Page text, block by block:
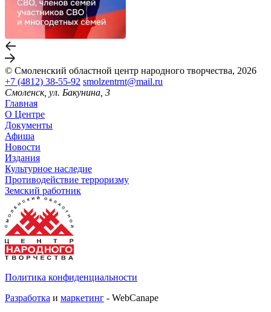
© Смоленский областной центр народного творчества, 2026
+7 (4812) 38-55-92 smolzentrnt@mail.ru
Смоленск, ул. Бакунина, 3
Главная
О Центре
Документы
Афиша
Новости
Издания
Культурное наследие
Противодействие терроризму
Земский работник
Политика конфиденциальности
Разработка и маркетинг - WebCanape